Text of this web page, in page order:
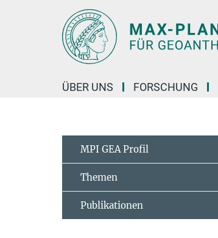
ÜBER UNS FORSCHUNG
MPI GEA Profil
Themen
Publikationen